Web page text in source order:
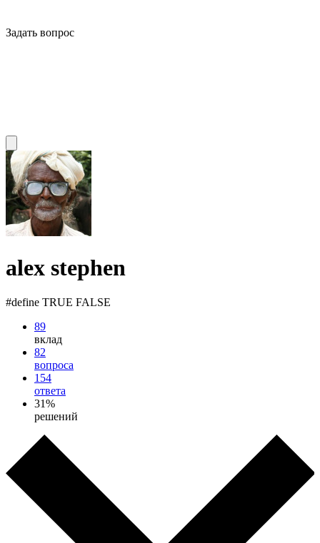
Задать вопрос
alex stephen
#define TRUE FALSE
89
вклад
82
вопроса
154
ответа
31%
решений